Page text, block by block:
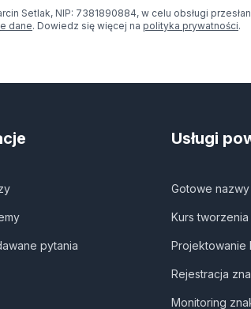
Setlak, NIP: 7381890884, w celu obsługi
dane. Dowiedz się więcej na polityka prywatności.
pytania
Usługi
Gotowe nazwy
Kurs
Projektowanie
Rejestracja
Monitoring